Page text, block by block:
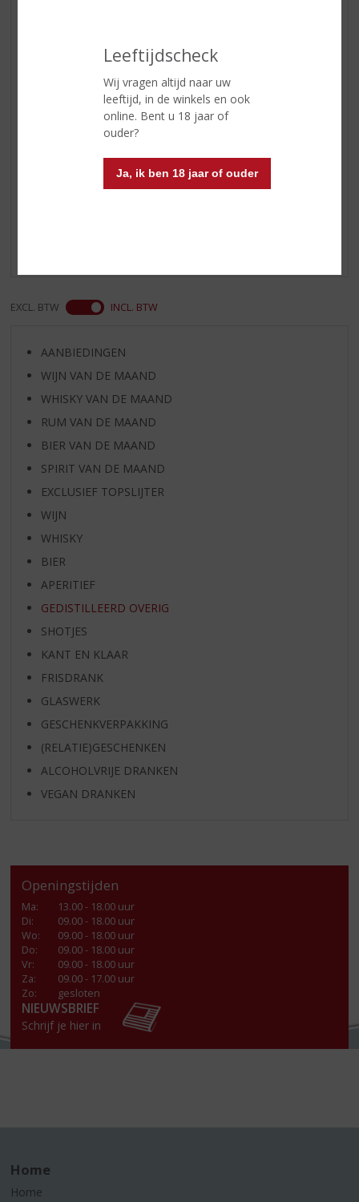
Leeftijdscheck
Wij vragen altijd naar uw
leeftijd, in de winkels en ook
online. Bent u 18 jaar of
ouder?
Ja, ik ben 18 jaar of ouder
frisse peer, complexe cognac
tonen
vanillenoten
als digestief of aperitief
Reviews
EXCL. BTW INCL. BTW
AANBIEDINGEN
WIJN VAN DE MAAND
WHISKY VAN DE MAAND
RUM VAN DE MAAND
BIER VAN DE MAAND
SPIRIT VAN DE MAAND
EXCLUSIEF TOPSLIJTER
WIJN
WHISKY
BIER
APERITIEF
GEDISTILLEERD OVERIG
SHOTJES
KANT EN KLAAR
FRISDRANK
GLASWERK
GESCHENKVERPAKKING
(RELATIE)GESCHENKEN
ALCOHOLVRIJE DRANKEN
VEGAN DRANKEN
Openingstijden
Ma:
13.00 - 18.00 uur
Di:
09.00 - 18.00 uur
Wo:
09.00 - 18.00 uur
Do:
09.00 - 18.00 uur
Vr:
09.00 - 18.00 uur
Za:
09.00 - 17.00 uur
Zo:
gesloten
NIEUWSBRIEF
Schrijf je hier in
Home
Home